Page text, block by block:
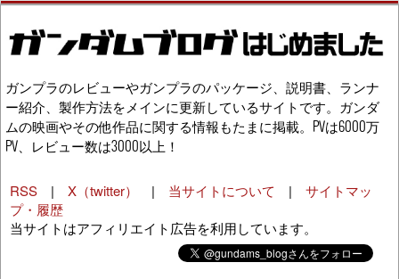
ガンプラのレビューやガンプラのパッケージ、説明書、ランナ
ー紹介、製作方法をメインに更新しているサイトです。ガンダ
ムの映画やその他作品に関する情報もたまに掲載。PVは6000万
PV、レビュー数は3000以上！
RSS | X（twitter） | 当サイトについて | サイトマッ
プ・履歴
当サイトはアフィリエイト広告を利用しています。